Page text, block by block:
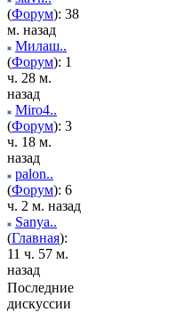
(Форум): 38
м. назад
Милаш..
(Форум): 1
ч. 28 м.
назад
Miro4..
(Форум): 3
ч. 18 м.
назад
palon..
(Форум): 6
ч. 2 м. назад
Sanya..
(Главная):
11 ч. 57 м.
назад
Последние
дискуссии